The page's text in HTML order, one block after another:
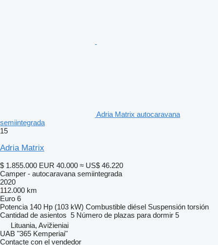
Adria Matrix autocaravana
semiintegrada
15
Adria Matrix
$ 1.855.000 EUR 40.000 ≈ US$ 46.220
Camper - autocaravana semiintegrada
2020
112.000 km
Euro 6
Potencia 140 Hp (103 kW) Combustible diésel Suspensión torsión
Cantidad de asientos 5 Número de plazas para dormir 5
Lituania, Avižieniai
UAB "365 Kemperiai"
Contacte con el vendedor